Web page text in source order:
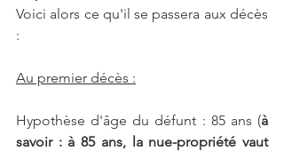
Voici alors ce qu'il se passera aux décès
:
Au premier décès :
Hypothèse d'âge du défunt : 85 ans (à
savoir : à 85 ans, la nue-propriété vaut